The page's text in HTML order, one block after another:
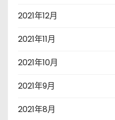
2021年12月
2021年11月
2021年10月
2021年9月
2021年8月